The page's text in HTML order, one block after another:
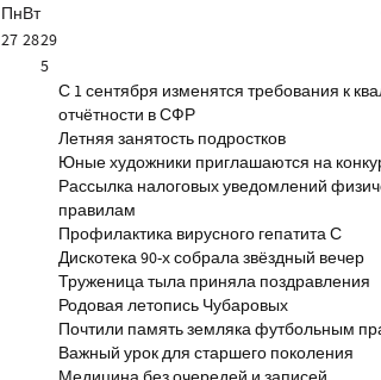
ПнВт
27 2829
5
С 1 сентября изменятся требования к
отчётности в СФР
Летняя занятость подростков
Юные художники приглашаются на
Рассылка налоговых уведомлений
правилам
Профилактика вирусного гепатита С
Дискотека 90-х собрала звёздный вечер
Труженица тыла приняла поздравления
Родовая летопись Чубаровых
Почтили память земляка футбольным
Важный урок для старшего поколения